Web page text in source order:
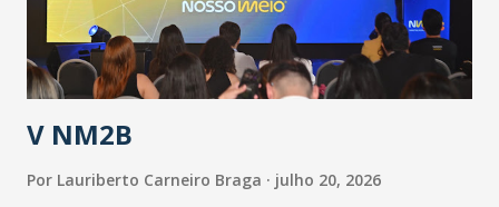
secretário. Segundo ele, é uma epidemia com chance de
contaminação alta, podendo gerar um grande risco à
população e ao sistema de saúde. “Precisamos saber fazer a
estratificação do risco da doença, para não so...
V NM2B
Por Lauriberto Carneiro Braga julho 20, 2026